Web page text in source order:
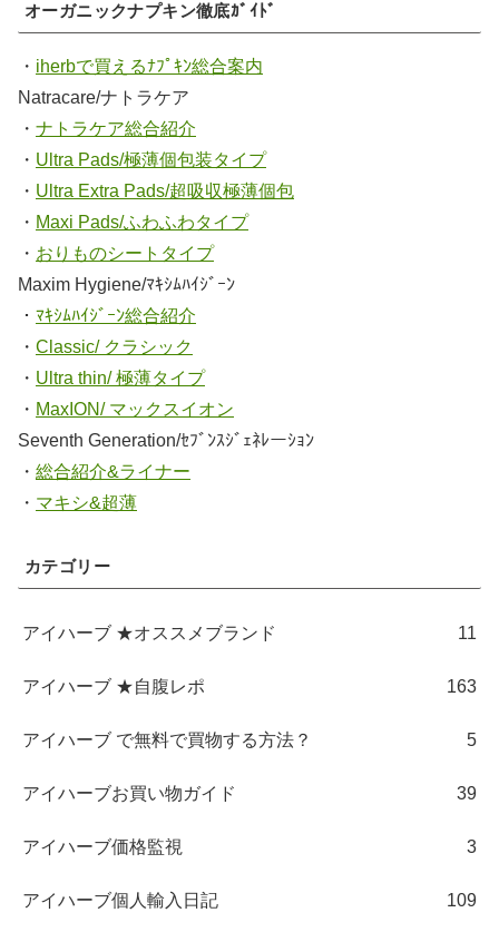
オーガニックナプキン徹底ｶﾞｲﾄﾞ
・ iherbで買えるﾅﾌﾟｷﾝ総合案内
Natracare/ナトラケア
・ ナトラケア総合紹介
・ Ultra Pads/極薄個包装タイプ
・ Ultra Extra Pads/超吸収極薄個包
・ Maxi Pads/ふわふわタイプ
・ おりものシートタイプ
Maxim Hygiene/ﾏｷｼﾑﾊｲｼﾞｰﾝ
・ ﾏｷｼﾑﾊｲｼﾞｰﾝ総合紹介
・ Classic/ クラシック
・ Ultra thin/ 極薄タイプ
・ MaxION/ マックスイオン
Seventh Generation/ｾﾌﾞﾝｽｼﾞｪﾈﾚーｼｮﾝ
・ 総合紹介&ライナー
・ マキシ&超薄
カテゴリー
アイハーブ ★オススメブランド 11
アイハーブ ★自腹レポ 163
アイハーブ で無料で買物する方法？ 5
アイハーブお買い物ガイド 39
アイハーブ価格監視 3
アイハーブ個人輸入日記 109